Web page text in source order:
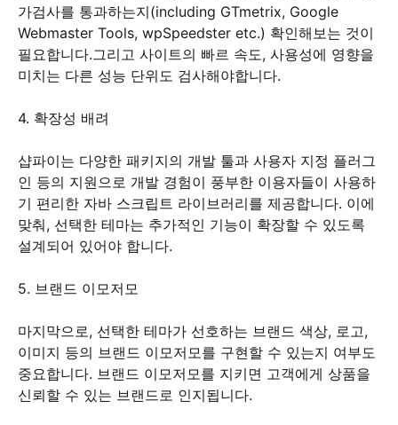
가검사를 통과하는지(including GTmetrix, Google
Webmaster Tools, wpSpeedster etc.) 확인해보는 것이
필요합니다.그리고 사이트의 빠르 속도, 사용성에 영향을
미치는 다른 성능 단위도 검사해야합니다.
4. 확장성 배려
샵파이는 다양한 패키지의 개발 툴과 사용자 지정 플러그
인 등의 지원으로 개발 경험이 풍부한 이용자들이 사용하
기 편리한 자바 스크립트 라이브러리를 제공합니다. 이에
맞춰, 선택한 테마는 추가적인 기능이 확장할 수 있도록
설계되어 있어야 합니다.
5. 브랜드 이모저모
마지막으로, 선택한 테마가 선호하는 브랜드 색상, 로고,
이미지 등의 브랜드 이모저모를 구현할 수 있는지 여부도
중요합니다. 브랜드 이모저모를 지키면 고객에게 상품을
신뢰할 수 있는 브랜드로 인지됩니다.